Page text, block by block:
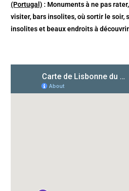
(Portugal) : Monuments à ne pas
visiter, bars insolites, où sortir le soir,
insolites et beaux endroits à